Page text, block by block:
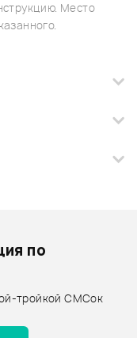
Место
товара и получите
по
тройкой СМСок